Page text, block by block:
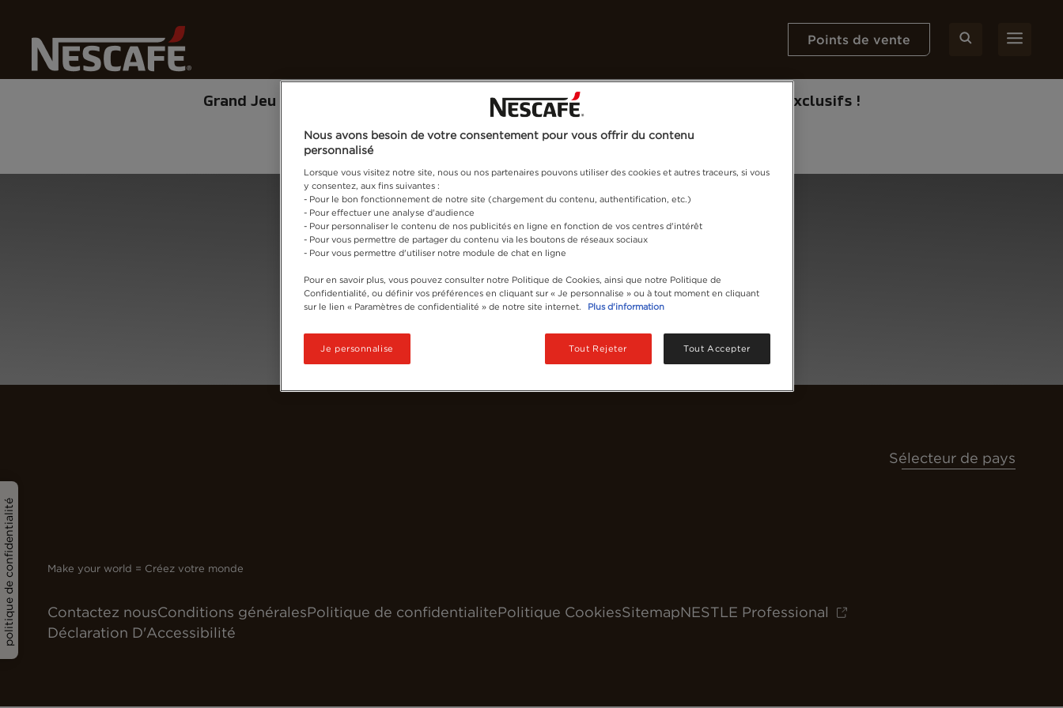
Points de vente
Grand Jeu NESCAFÉ Espresso Concentrate : tente de remporter des coffrets exclusifs !
Je tente ma chance
politique de confidentialité
Sélecteur de pays
Make your world = Créez votre monde
Contactez nousConditions généralesPolitique de confidentialitePolitique CookiesSitemapNESTLE Professional
Déclaration D'Accessibilité
Nous avons besoin de votre consentement pour vous offrir du contenu
personnalisé
Lorsque vous visitez notre site, nous ou nos partenaires pouvons utiliser des cookies et autres traceurs, si vous
y consentez, aux fins suivantes :
- Pour le bon fonctionnement de notre site (chargement du contenu, authentification, etc.)
- Pour effectuer une analyse d'audience
- Pour personnaliser le contenu de nos publicités en ligne en fonction de vos centres d'intérêt
- Pour vous permettre de partager du contenu via les boutons de réseaux sociaux
- Pour vous permettre d'utiliser notre module de chat en ligne
Pour en savoir plus, vous pouvez consulter notre Politique de Cookies, ainsi que notre Politique de
Confidentialité, ou définir vos préférences en cliquant sur « Je personnalise » ou à tout moment en cliquant
sur le lien « Paramètres de confidentialité » de notre site internet.
Plus d'information
Je personnalise Tout Rejeter Tout Accepter